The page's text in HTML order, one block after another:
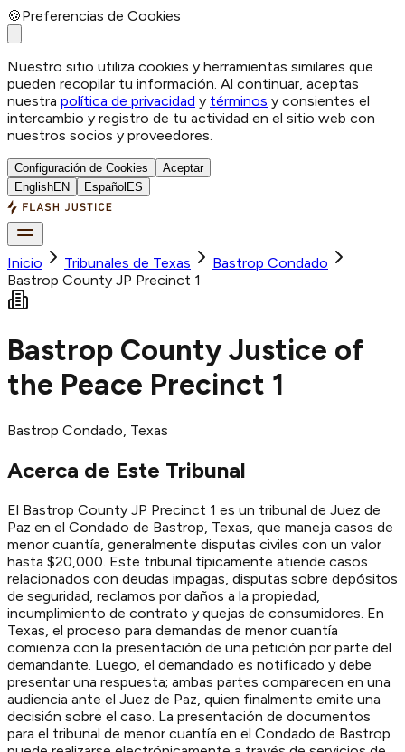
🍪Preferencias de Cookies
Nuestro sitio utiliza cookies y herramientas similares que
pueden recopilar tu información. Al continuar, aceptas
nuestra política de privacidad y términos y consientes el
intercambio y registro de tu actividad en el sitio web con
nuestros socios y proveedores.
Configuración de Cookies
Aceptar
EnglishEN Español ES
Inicio Tribunales de Texas Bastrop Condado
Bastrop County JP Precinct 1
Bastrop County Justice of
the Peace Precinct 1
Bastrop Condado, Texas
Acerca de Este Tribunal
El Bastrop County JP Precinct 1 es un tribunal de Juez de
Paz en el Condado de Bastrop, Texas, que maneja casos de
menor cuantía, generalmente disputas civiles con un valor
hasta $20,000. Este tribunal típicamente atiende casos
relacionados con deudas impagas, disputas sobre depósitos
de seguridad, reclamos por daños a la propiedad,
incumplimiento de contrato y quejas de consumidores. En
Texas, el proceso para demandas de menor cuantía
comienza con la presentación de una petición por parte del
demandante. Luego, el demandado es notificado y debe
presentar una respuesta; ambas partes comparecen en una
audiencia ante el Juez de Paz, quien finalmente emite una
decisión sobre el caso. La presentación de documentos
para el tribunal de menor cuantía en el Condado de Bastrop